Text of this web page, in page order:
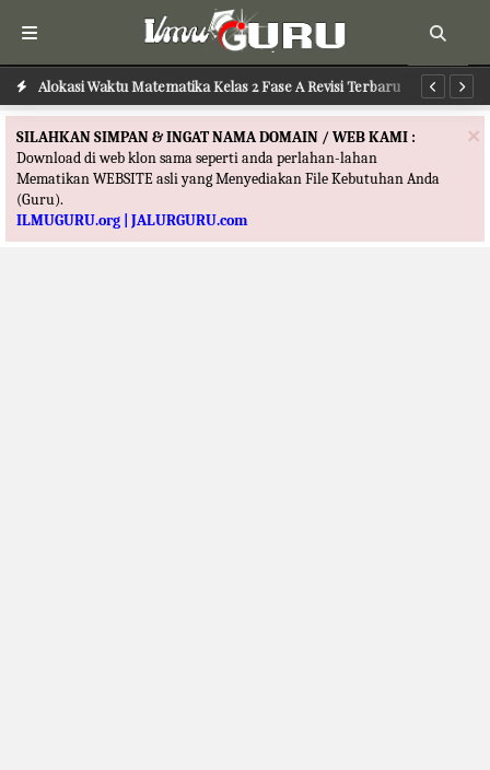
Alokasi Waktu Matematika Kelas 2 Fase A Revisi Terbaru
×
SILAHKAN SIMPAN & INGAT NAMA DOMAIN / WEB KAMI :
Download di web klon sama seperti anda perlahan-lahan
Mematikan WEBSITE asli yang Menyediakan File Kebutuhan Anda
(Guru).
ILMUGURU.org | JALURGURU.com